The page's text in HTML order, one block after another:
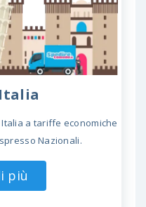
a tariffe economiche
Nazionali.
più